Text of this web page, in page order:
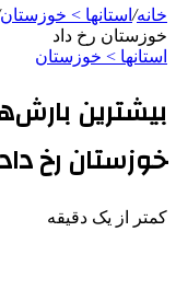
خانه/ استانها > خوزستان
خوزستان رخ داد
استانها > خوزستان
بیشترین
خوزستان رخ داد
کمتر از یک دقیقه